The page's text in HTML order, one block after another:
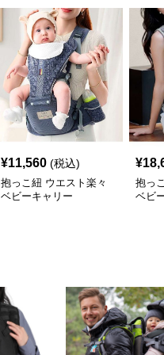
¥11,560 (税込)
抱っこ紐 ウエスト楽々
ベビーキャリー
¥
抱っ
ベビ